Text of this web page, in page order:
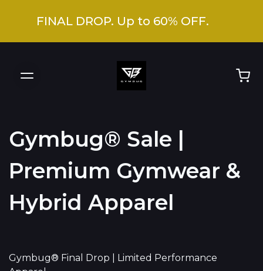
FINAL DROP. Up to 60% OFF.
Gymbug® Sale |
Premium Gymwear &
Hybrid Apparel
Gymbug® Final Drop | Limited Performance